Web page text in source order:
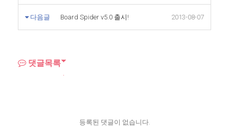
다음글 Board Spider v5.0 출시! 2013-08-07
댓글목록
등록된 댓글이 없습니다.